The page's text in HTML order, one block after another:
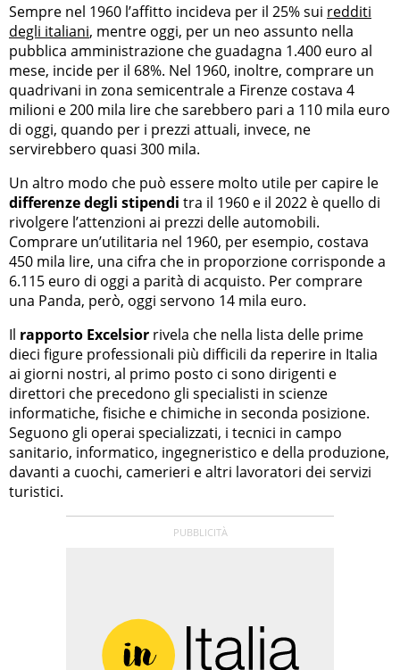
Sempre nel 1960 l’affitto incideva per il 25% sui redditi
degli italiani, mentre oggi, per un neo assunto nella
pubblica amministrazione che guadagna 1.400 euro al
mese, incide per il 68%. Nel 1960, inoltre, comprare un
quadrivani in zona semicentrale a Firenze costava 4
milioni e 200 mila lire che sarebbero pari a 110 mila euro
di oggi, quando per i prezzi attuali, invece, ne
servirebbero quasi 300 mila.
Un altro modo che può essere molto utile per capire le
differenze degli stipendi tra il 1960 e il 2022 è quello di
rivolgere l’attenzioni ai prezzi delle automobili.
Comprare un’utilitaria nel 1960, per esempio, costava
450 mila lire, una cifra che in proporzione corrisponde a
6.115 euro di oggi a parità di acquisto. Per comprare
una Panda, però, oggi servono 14 mila euro.
Il rapporto Excelsior rivela che nella lista delle prime
dieci figure professionali più difficili da reperire in Italia
ai giorni nostri, al primo posto ci sono dirigenti e
direttori che precedono gli specialisti in scienze
informatiche, fisiche e chimiche in seconda posizione.
Seguono gli operai specializzati, i tecnici in campo
sanitario, informatico, ingegneristico e della produzione,
davanti a cuochi, camerieri e altri lavoratori dei servizi
turistici.